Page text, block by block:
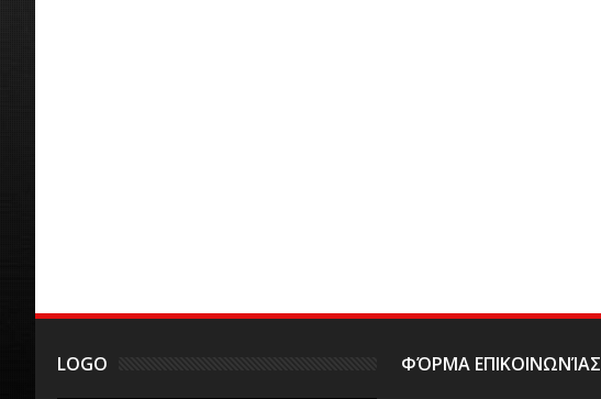
LOGO ΦΌΡΜΑ ΕΠΙΚΟΙΝΩΝΊΑΣ